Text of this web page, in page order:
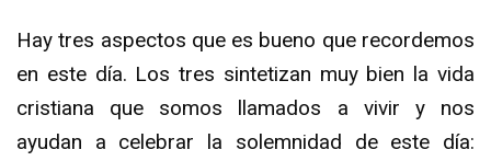
Hay tres aspectos que es bueno que recordemos
en este día. Los tres sintetizan muy bien la vida
cristiana que somos llamados a vivir y nos
ayudan a celebrar la solemnidad de este día: